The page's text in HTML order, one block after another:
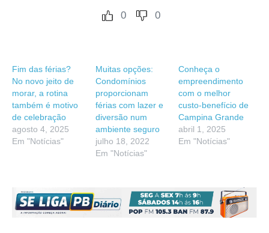
0 0
Fim das férias?
No novo jeito de
morar, a rotina
também é motivo
de celebração
agosto 4, 2025
Em "Notícias"
Muitas opções:
Condomínios
proporcionam
férias com lazer e
diversão num
ambiente seguro
julho 18, 2022
Em "Notícias"
Conheça o
empreendimento
com o melhor
custo-benefício de
Campina Grande
abril 1, 2025
Em "Notícias"